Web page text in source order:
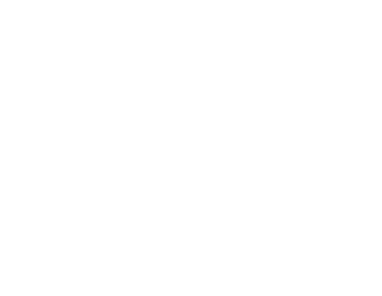
обычно обозначают АВ. Роль нуля среди векторов